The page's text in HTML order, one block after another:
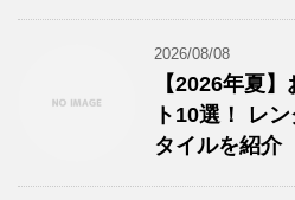
2026/08/08
【2026年夏
ト10選！ レ
タイルを紹介